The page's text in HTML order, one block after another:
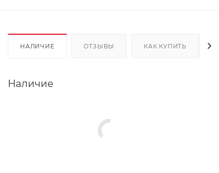
НАЛИЧИЕ ОТЗЫВЫ КАК КУПИТЬ
Наличие